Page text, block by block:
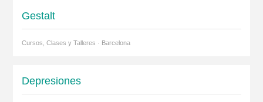
Gestalt
Cursos, Clases y Talleres · Barcelona
Depresiones